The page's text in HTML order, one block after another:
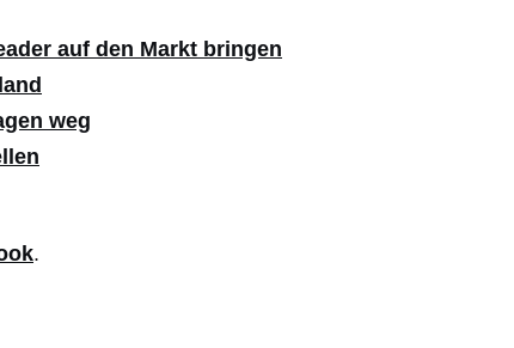
auf den Markt bringen
weg
.